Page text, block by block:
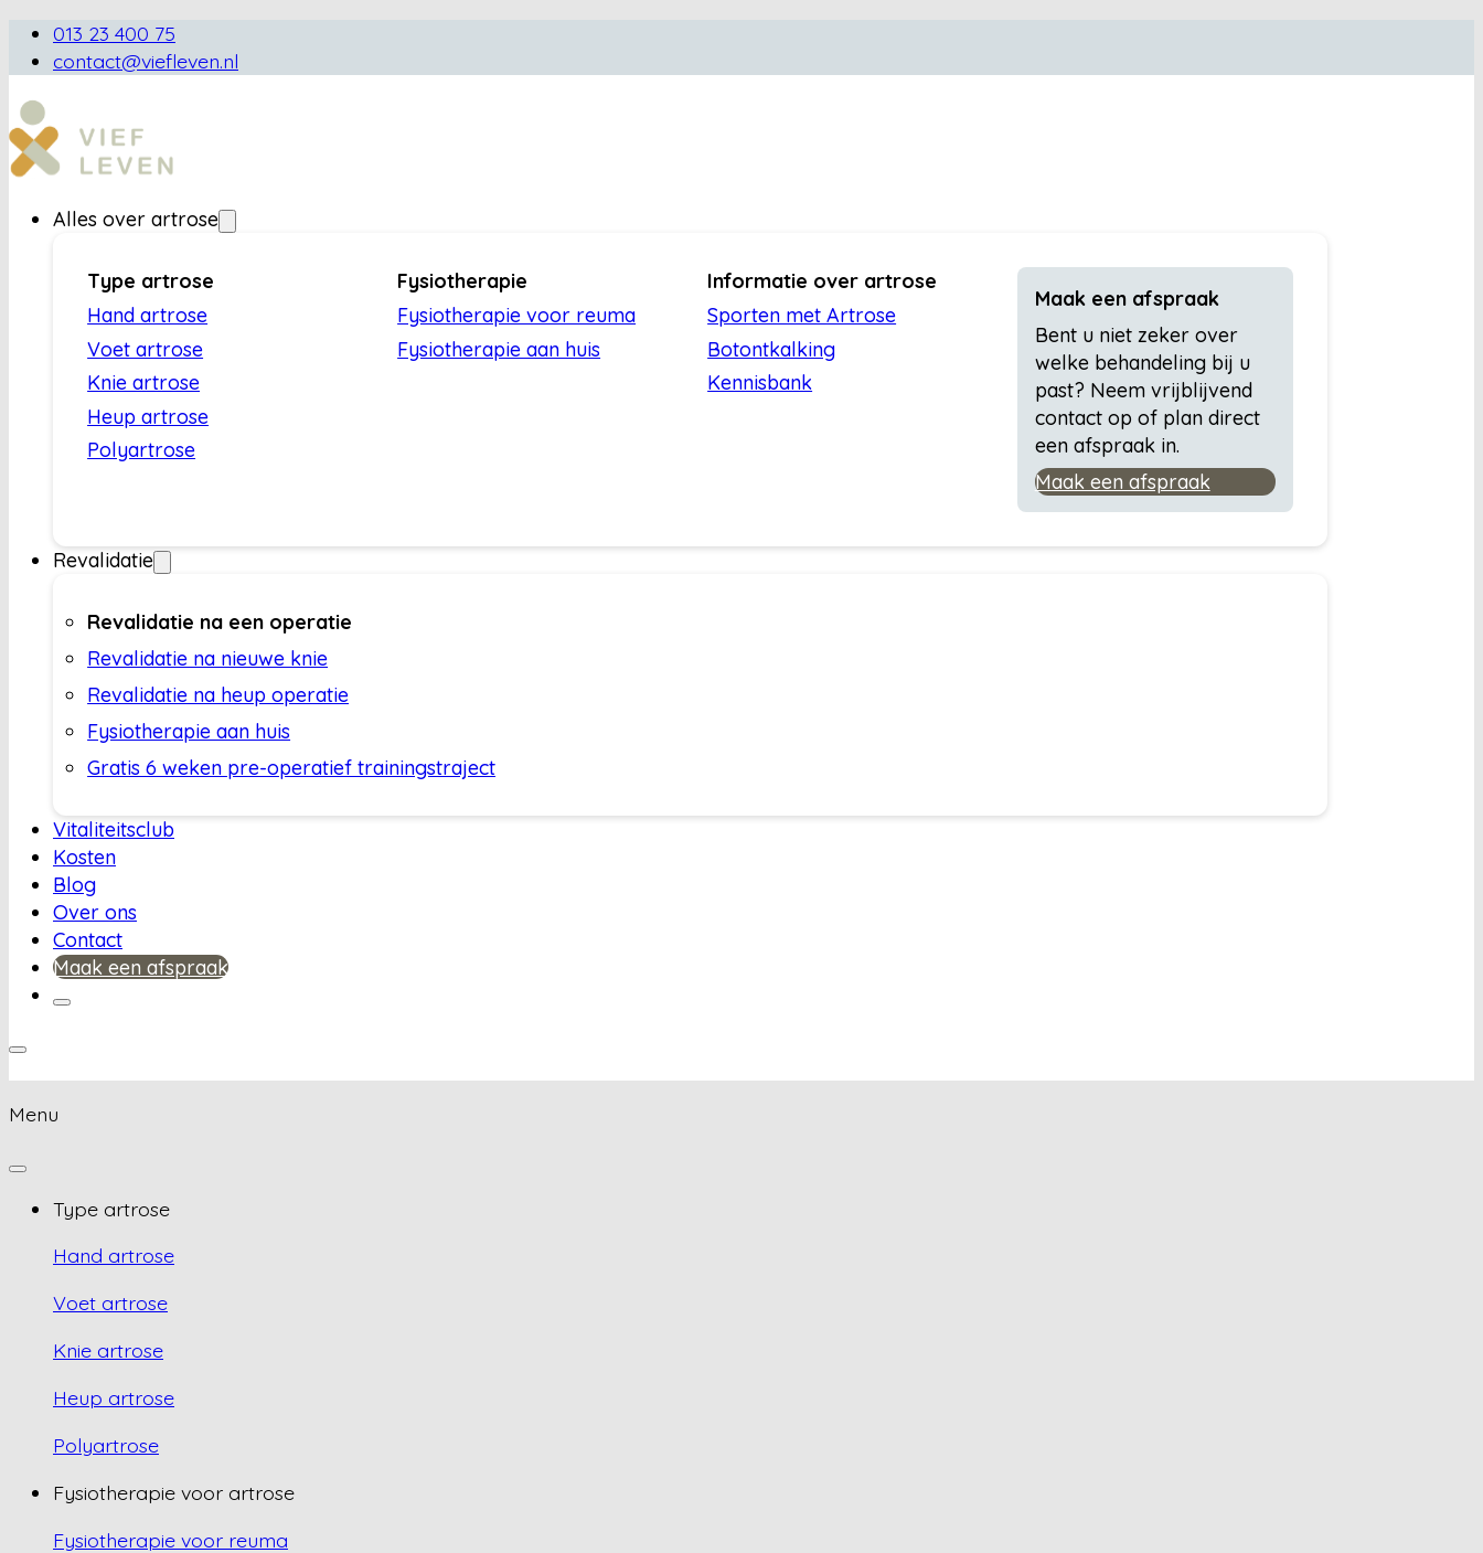
013 23 400 75
contact@viefleven.nl
Alles over artrose
Type artrose
Hand artrose
Voet artrose
Knie artrose
Heup artrose
Polyartrose
Fysiotherapie
Fysiotherapie voor reuma
Fysiotherapie aan huis
Informatie over artrose
Sporten met Artrose
Botontkalking
Kennisbank
Maak een afspraak
Bent u niet zeker over
welke behandeling bij u
past? Neem vrijblijvend
contact op of plan direct
een afspraak in.
Maak een afspraak
Revalidatie
Revalidatie na een operatie
Revalidatie na nieuwe knie
Revalidatie na heup operatie
Fysiotherapie aan huis
Gratis 6 weken pre-operatief trainingstraject
Vitaliteitsclub
Kosten
Blog
Over ons
Contact
Maak een afspraak
Menu
Type artrose
Hand artrose
Voet artrose
Knie artrose
Heup artrose
Polyartrose
Fysiotherapie voor artrose
Fysiotherapie voor reuma